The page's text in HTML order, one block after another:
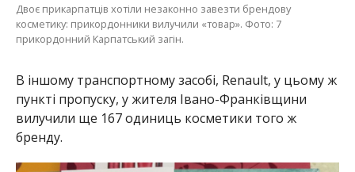
Двоє прикарпатців хотіли незаконно завезти брендову
косметику: прикордонники вилучили «товар». Фото: 7
прикордонний Карпатський загін.
В іншому транспортному засобі, Renault, у цьому ж
пункті пропуску, у жителя Івано-Франківщини
вилучили ще 167 одиниць косметики того ж
бренду.